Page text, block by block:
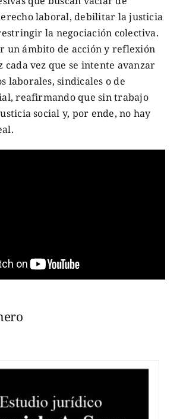
laboral, debilitar la justicia
la negociación colectiva.
un ámbito de acción y reflexión
cada vez que se intente avanzar
laborales, sindicales o de
reafirmando que sin trabajo
social y, por ende, no hay